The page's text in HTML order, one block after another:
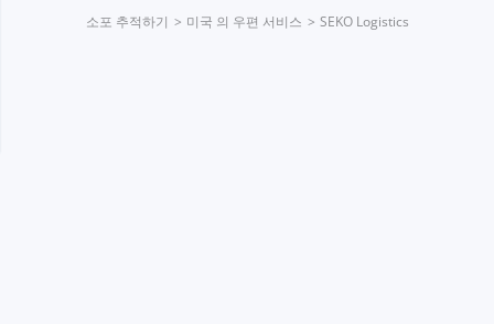
소포 추적하기 미국 의 우편 서비스 SEKO Logistics